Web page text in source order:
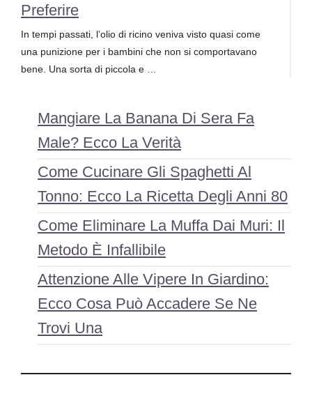
Preferire
In tempi passati, l’olio di ricino veniva visto quasi come
una punizione per i bambini che non si comportavano
bene. Una sorta di piccola e …
Mangiare La Banana Di Sera Fa
Male? Ecco La Verità
Come Cucinare Gli Spaghetti Al
Tonno: Ecco La Ricetta Degli Anni 80
Come Eliminare La Muffa Dai Muri: Il
Metodo È Infallibile
Attenzione Alle Vipere In Giardino:
Ecco Cosa Può Accadere Se Ne
Trovi Una